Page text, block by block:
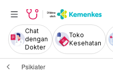
Chat
dengan
Dokter
Toko
Kesehatan
Psikiater